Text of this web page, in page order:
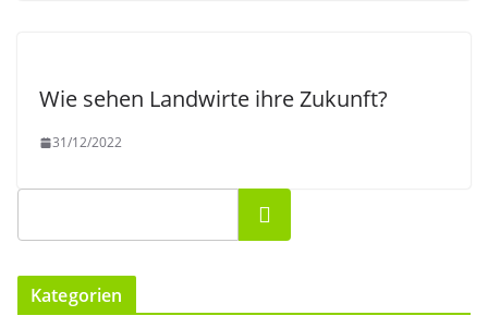
Wie sehen Landwirte ihre Zukunft?
31/12/2022
Suchen
Kategorien